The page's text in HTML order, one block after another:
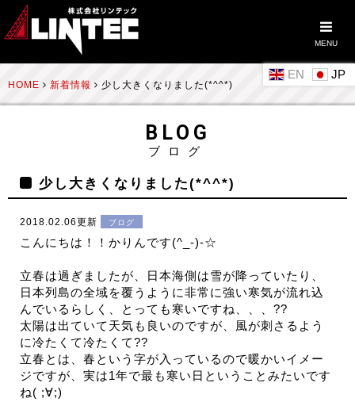
MENU
EN
HOME 新着情報 少し大きくなりました(*^^*)
BLOG
ブログ
少し大きくなりました(*^^*)
2018.02.06更新 ブログ
こんにちは！！かりんです(^_-)-☆
立春は過ぎましたが、日本海側は雪が降っていたり、
日本列島の全域を覆うように非常に強い寒気が流れ込
んでいるらしく、とっても寒いですね、、、??
太陽は出ていて天気も良いのですが、風が刺さるよう
に冷たくて冷たくて??
立春とは、春という字が入っているので暖かいイメー
ジですが、実は1年で最も寒い日ということみたいです
ね( ;∀;)